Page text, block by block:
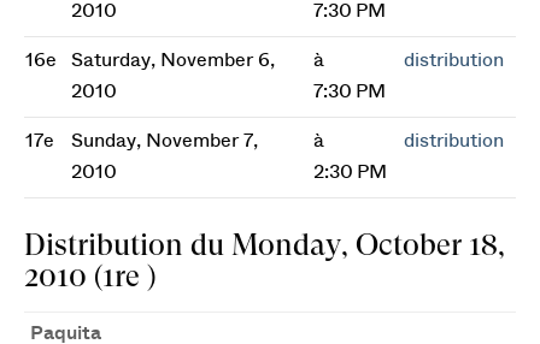
2010
7:30 PM
16e
Saturday, November 6,
2010
à
7:30 PM
distribution
17e
Sunday, November 7,
2010
à
2:30 PM
distribution
Distribution du Monday, October 18,
2010 (1re )
Paquita